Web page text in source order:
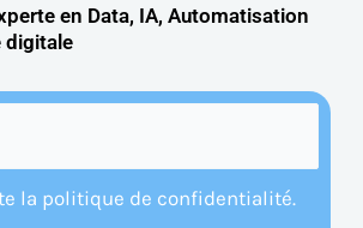
en Data, IA, Automatisation
digitale
la politique de confidentialité.